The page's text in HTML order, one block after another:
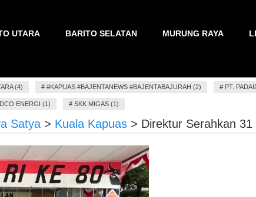
UTARA BARITO SELATAN MURUNG RAYA
(4) # #KAPUAS #BAJENTANEWS #BAJENTABAJURAH (2) # PT.
ENERGI (1) # SKK MIGAS (1)
Satya > Kuala Kapuas > Direktur Serahkan